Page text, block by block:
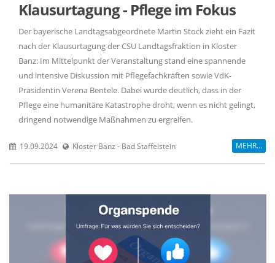
Klausurtagung - Pflege im Fokus
Der bayerische Landtagsabgeordnete Martin Stock zieht ein Fazit
nach der Klausurtagung der CSU Landtagsfraktion in Kloster
Banz: Im Mittelpunkt der Veranstaltung stand eine spannende
und intensive Diskussion mit Pflegefachkräften sowie VdK-
Präsidentin Verena Bentele. Dabei wurde deutlich, dass in der
Pflege eine humanitäre Katastrophe droht, wenn es nicht gelingt,
dringend notwendige Maßnahmen zu ergreifen.
19.09.2024 Kloster Banz - Bad Staffelstein MEHR...